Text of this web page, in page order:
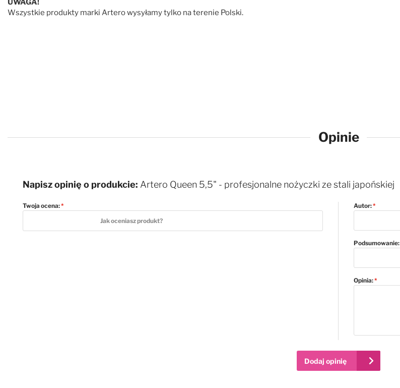
UWAGA!
Wszystkie produkty marki Artero wysyłamy tylko na terenie Polski.
Opinie
Napisz opinię o produkcie: Artero Queen 5,5" - profesjonalne nożyczki ze stali japońskiej
Twoja ocena:
Jak oceniasz produkt?
5 stars
Autor:
Podsumowanie:
Opinia:
Dodaj opinię